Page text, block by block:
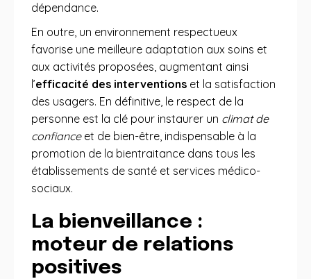
dépendance.
En outre, un environnement respectueux
favorise une meilleure adaptation aux soins et
aux activités proposées, augmentant ainsi
l’efficacité des interventions et la satisfaction
des usagers. En définitive, le respect de la
personne est la clé pour instaurer un climat de
confianceet de bien-être, indispensable à la
promotion de la bientraitance dans tous les
établissements de santé et services médico-
sociaux.
La bienveillance :
moteur de relations
positives